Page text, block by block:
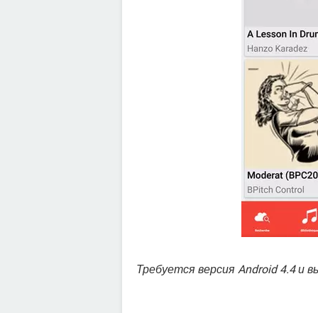
Требуется версия Android 4.4 и